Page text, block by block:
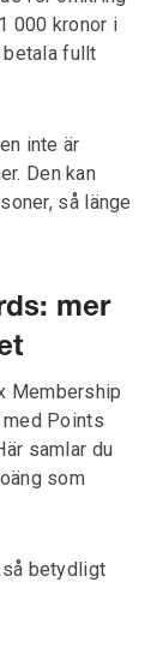
000 kronor i
betala fullt
inte är
Den kan
så länge
mer
Membership
Points
samlar du
som
betydligt